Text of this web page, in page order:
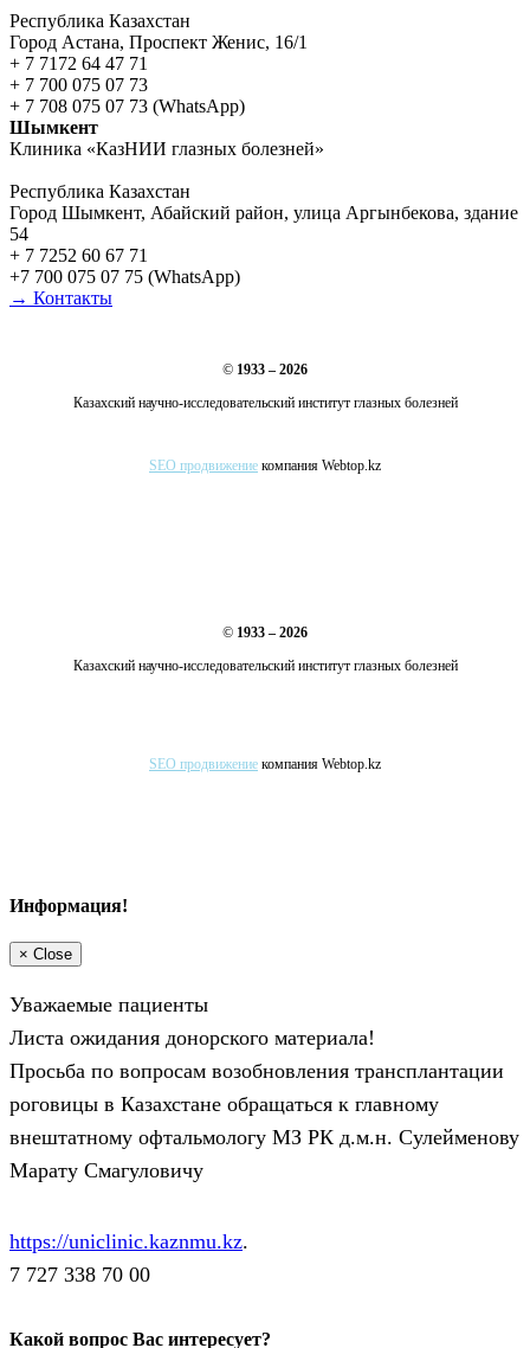
Республика Казахстан
Город Астана, Проспект Женис, 16/1
+ 7 7172 64 47 71
+ 7 700 075 07 73
+ 7 708 075 07 73 (WhatsApp)
Шымкент
Клиника «КазНИИ глазных болезней»
Республика Казахстан
Город Шымкент, Абайский район, улица Аргынбекова, здание
54
+ 7 7252 60 67 71
+7 700 075 07 75 (WhatsApp)
→ Контакты
© 1933 – 2026
Казахский научно-исследовательский институт глазных болезней
SEO продвижение компания Webtop.kz
© 1933 – 2026
Казахский научно-исследовательский институт глазных болезней
SEO продвижение компания Webtop.kz
Информация!
× Close
Уважаемые пациенты
Листа ожидания донорского материала!
Просьба по вопросам возобновления трансплантации
роговицы в Казахстане обращаться к главному
внештатному офтальмологу МЗ РК д.м.н. Сулейменову
Марату Смагуловичу
https://uniclinic.kaznmu.kz.
7 727 338 70 00
Какой вопрос Вас интересует?